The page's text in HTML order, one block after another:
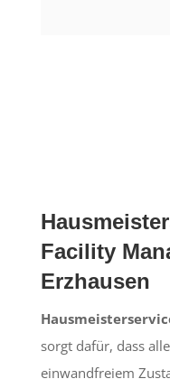
Facility
Erzhausen
sorgt dafür, dass
einwandfreiem